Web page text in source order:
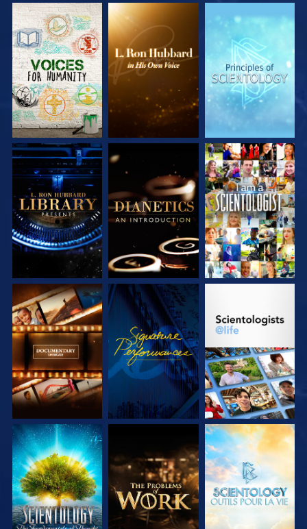
DÉCOUVRIR LES
SÉRIES
DÉCOUVRIR LES
SÉRIES
DÉCOUVRIR LES
SÉRIES
DÉCOUVRIR LES
SÉRIES
DÉCOUVRIR LES
SÉRIES
REGARDER
DÉCOUVRIR LES
SÉRIES
REGARDER
DÉCOUVRIR LES
DÉCOUVRIR LES
SÉRIES
DÉCOUVRIR LES
SÉRIES
DÉCOUVRIR LES
SÉRIES